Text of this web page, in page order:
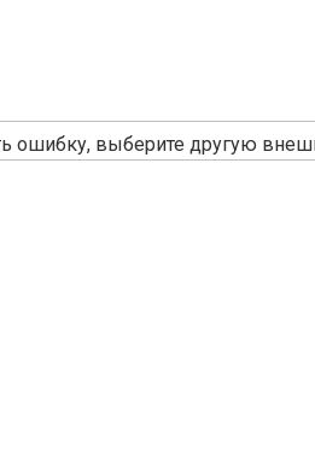
ошибку, выберите другую